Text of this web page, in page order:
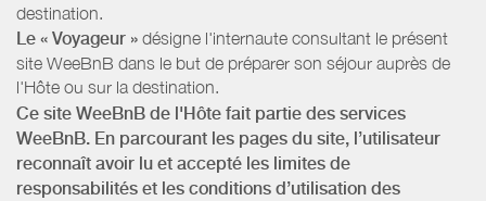
destination.
Le « Voyageur » désigne l'internaute consultant le présent
site WeeBnB dans le but de préparer son séjour auprès de
l'Hôte ou sur la destination.
Ce site WeeBnB de l'Hôte fait partie des services
WeeBnB. En parcourant les pages du site, l’utilisateur
reconnaît avoir lu et accepté les limites de
responsabilités et les conditions d’utilisation des